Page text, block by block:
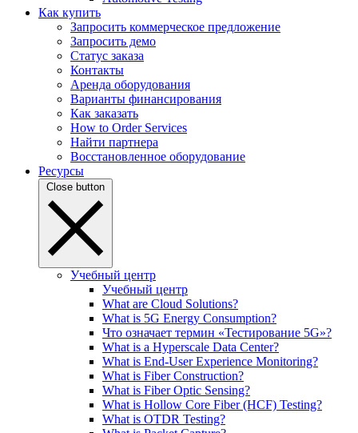
Как купить
Запросить коммерческое предложение
Запросить демо
Статус заказа
Контакты
Аренда оборудования
Варианты финансирования
Как заказать
How to Order Services
Найти партнера
Восстановленное оборудование
Ресурсы
Close button
Учебный центр
Учебный центр
What are Cloud Solutions?
What is 5G Energy Consumption?
Что означает термин «Тестирование 5G»?
What is a Hyperscale Data Center?
What is End-User Experience Monitoring?
What is Fiber Construction?
What is Fiber Optic Sensing?
What is Hollow Core Fiber (HCF) Testing?
What is OTDR Testing?